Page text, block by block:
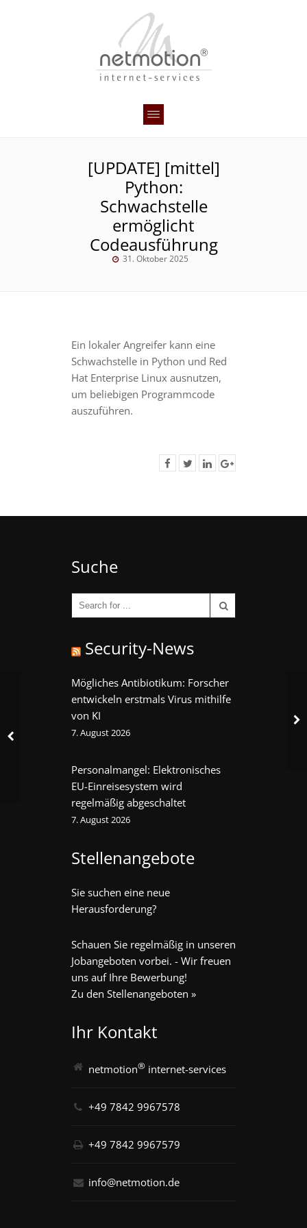
[UPDATE] [mittel]
Python:
Schwachstelle
ermöglicht
Codeausführung
31. Oktober 2025
Ein lokaler Angreifer kann eine
Schwachstelle in Python und Red
Hat Enterprise Linux ausnutzen,
um beliebigen Programmcode
auszuführen.
Suche
Security-News
Mögliches Antibiotikum: Forscher
entwickeln erstmals Virus mithilfe
von KI
7. August 2026
Personalmangel: Elektronisches
EU-Einreisesystem wird
regelmäßig abgeschaltet
7. August 2026
Stellenangebote
Sie suchen eine neue
Herausforderung?
Schauen Sie regelmäßig in unseren
Jobangeboten vorbei. - Wir freuen
uns auf Ihre Bewerbung!
Zu den Stellenangeboten »
Ihr Kontakt
netmotion® internet-services
+49 7842 9967578
+49 7842 9967579
info@netmotion.de